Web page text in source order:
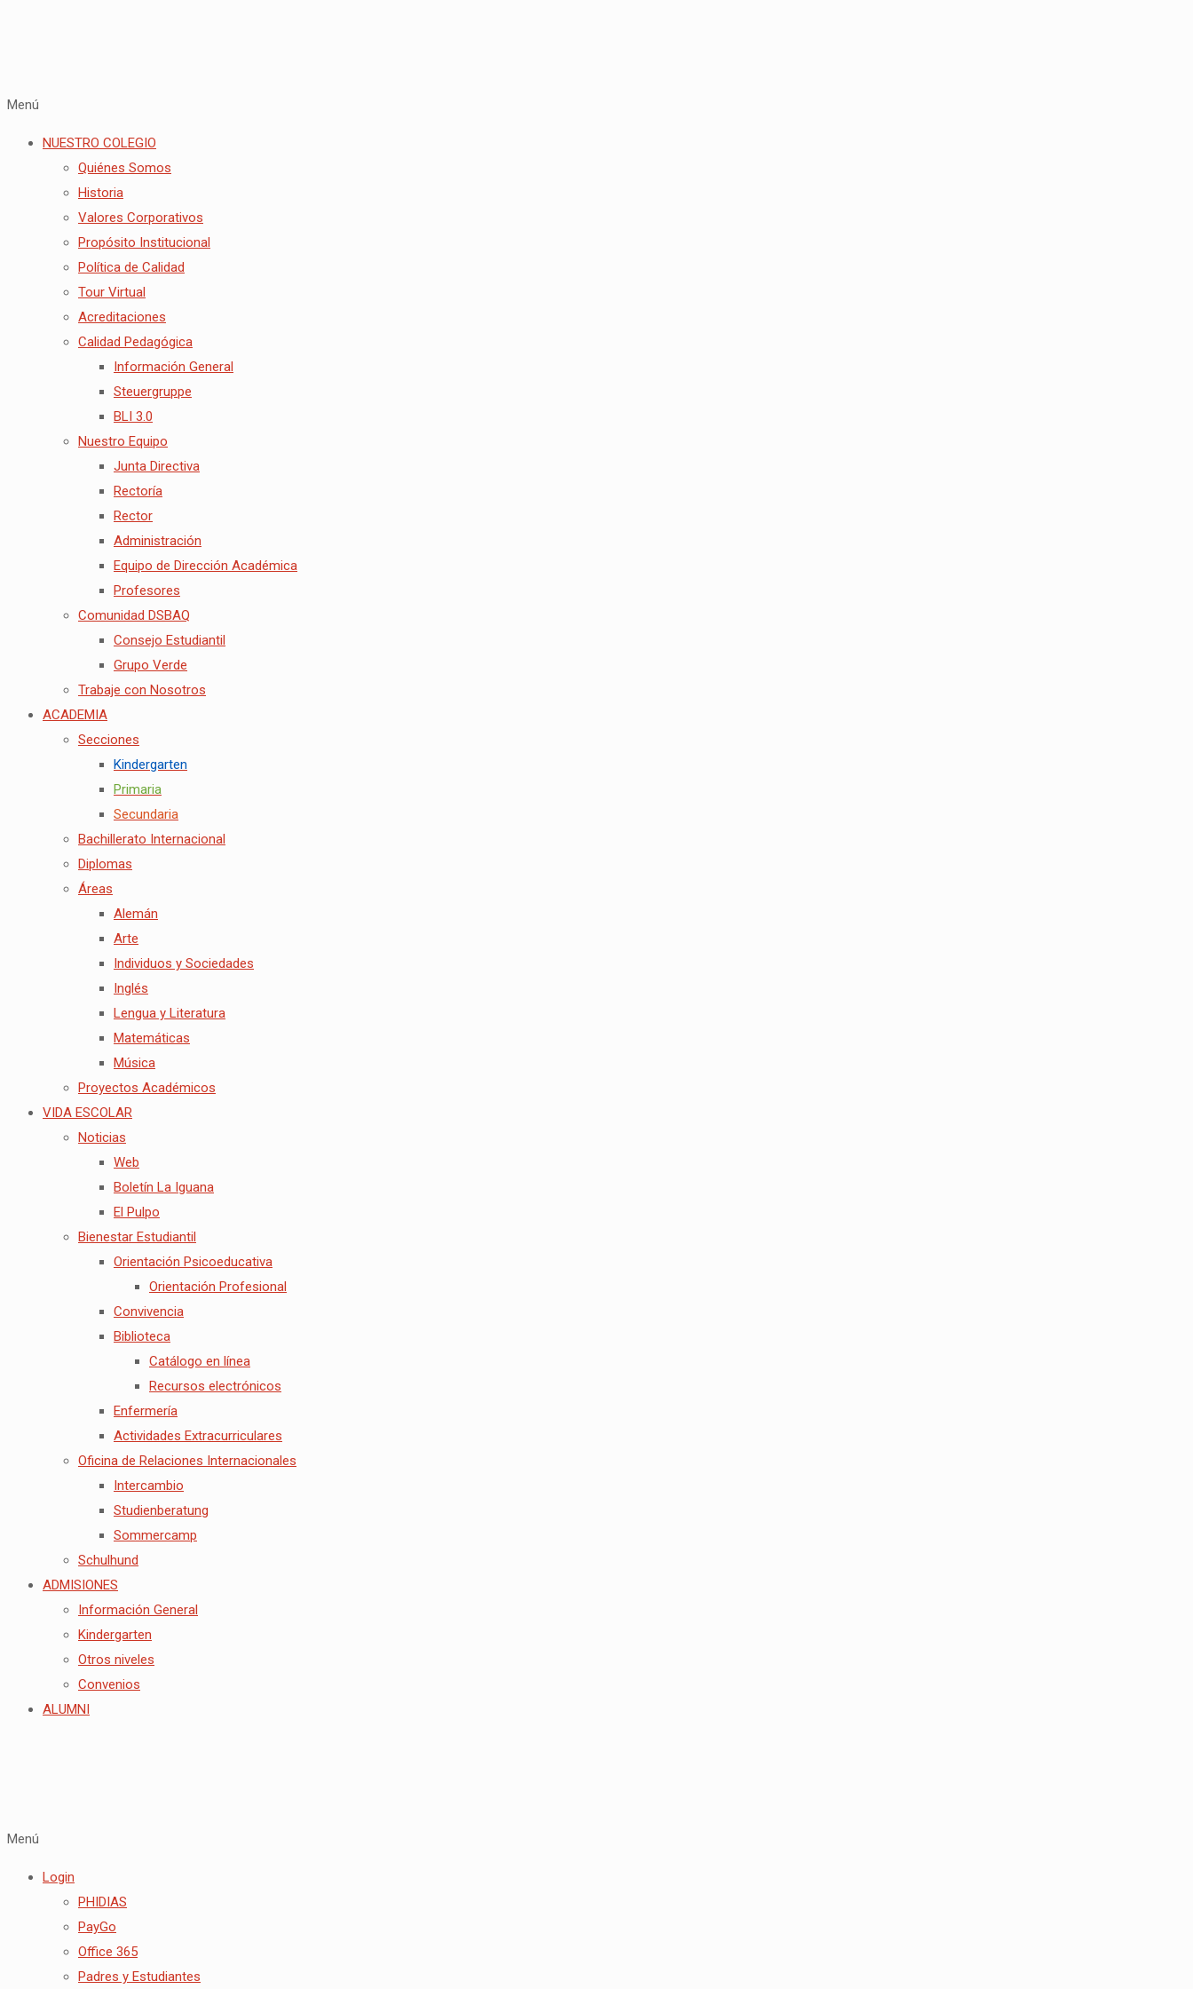
Menú
NUESTRO COLEGIO
Quiénes Somos
Historia
Valores Corporativos
Propósito Institucional
Política de Calidad
Tour Virtual
Acreditaciones
Calidad Pedagógica
Información General
Steuergruppe
BLI 3.0
Nuestro Equipo
Junta Directiva
Rectoría
Rector
Administración
Equipo de Dirección Académica
Profesores
Comunidad DSBAQ
Consejo Estudiantil
Grupo Verde
Trabaje con Nosotros
ACADEMIA
Secciones
Kindergarten
Primaria
Secundaria
Bachillerato Internacional
Diplomas
Áreas
Alemán
Arte
Individuos y Sociedades
Inglés
Lengua y Literatura
Matemáticas
Música
Proyectos Académicos
VIDA ESCOLAR
Noticias
Web
Boletín La Iguana
El Pulpo
Bienestar Estudiantil
Orientación Psicoeducativa
Orientación Profesional
Convivencia
Biblioteca
Catálogo en línea
Recursos electrónicos
Enfermería
Actividades Extracurriculares
Oficina de Relaciones Internacionales
Intercambio
Studienberatung
Sommercamp
Schulhund
ADMISIONES
Información General
Kindergarten
Otros niveles
Convenios
ALUMNI
Menú
Login
PHIDIAS
PayGo
Office 365
Padres y Estudiantes